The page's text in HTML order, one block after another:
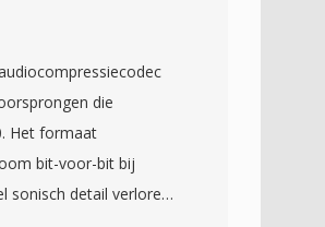
die
Het formaat
bit-voor-bit bij
sonisch detail verloren